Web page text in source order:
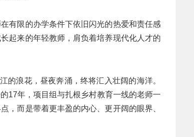
有限的办学条件下依旧闪光的热爱和责任感
起来的年轻教师，肩负着培养现代化人才的
的浪花，昼夜奔涌，终将汇入壮阔的海洋。
17年，项目组与扎根乡村教育一线的老师一
，而是带着更丰盈的内心、更开阔的眼界、